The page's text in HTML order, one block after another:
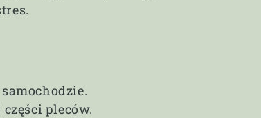
pleców.